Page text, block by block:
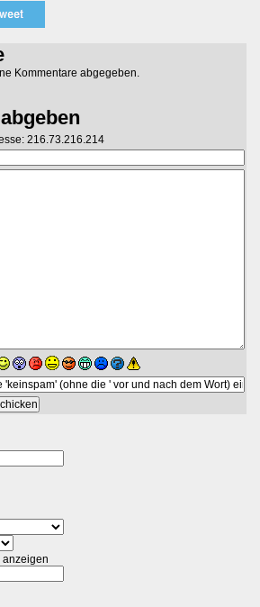
Kommentare abgegeben.
216.73.216.214
anzeigen